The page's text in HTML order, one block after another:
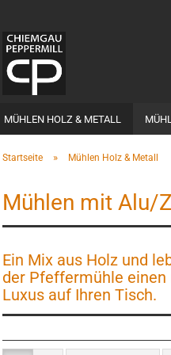
MÜHLEN HOLZ & METALL
Startseite » Mühlen Holz & Metall
Mühlen mit Alu/
Ein Mix aus Holz und
der Pfeffermühle einen
Luxus auf Ihren Tisch.